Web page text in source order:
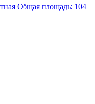
Общая площадь: 104